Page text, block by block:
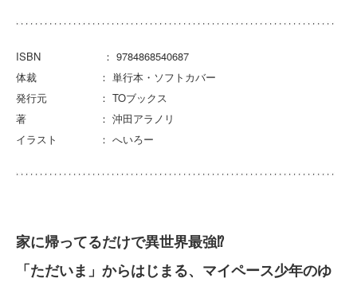
ISBN ： 9784868540687
体裁 ： 単行本・ソフトカバー
発行元 ： TOブックス
著 ： 沖田アラノリ
イラスト ： へいろー
家に帰ってるだけで異世界最強⁉
「ただいま」からはじまる、マイペース少年のゆ